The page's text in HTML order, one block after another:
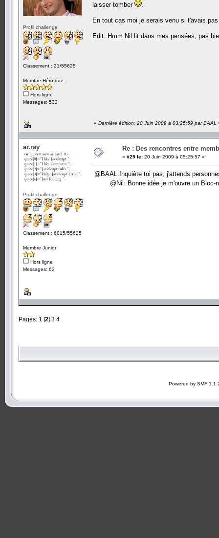
Profil challenge
Classement : 21/55625
Membre Héroïque
Hors ligne
Messages: 532
laisser tomber
En tout cas moi je serais venu si t'avais
Edit: Hmm Nil lit dans mes pensées, pas
« Dernière édition: 20 Juin 2009 à 03:25:59 par BAAL
ar.ray
Profil challenge
Classement : 6015/55625
Membre Junior
Hors ligne
Messages: 63
Re : Des rencontres entre
« #29 le: 20 Juin 2009 à 05:25:57 »
@BAAL:Inquiète toi pas, j'attends
@Nil: Bonne idée je m'ouvre un Bloc-
Pages: 1 [2] 3 4
Powered by SMF